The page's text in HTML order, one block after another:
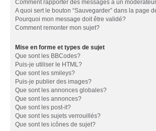
Comment rapporter des messages à un
A quoi sert le bouton “Sauvegarder” dans la page
Pourquoi mon message doit être validé?
Comment remonter mon sujet?
Mise en forme et types de sujet
Que sont les BBCodes?
Puis-je utiliser le HTML?
Que sont les smileys?
Puis-je publier des images?
Que sont les annonces globales?
Que sont les annonces?
Que sont les post-it?
Que sont les sujets verrouillés?
Que sont les icônes de sujet?